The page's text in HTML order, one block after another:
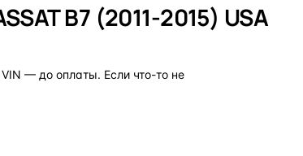
B7 (2011-2015) USA
— до оплаты. Если что-то не